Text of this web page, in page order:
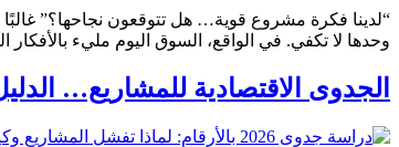
“لدينا فكرة مشروع قوية… هل تتوقعون نجاحها؟”
وحدها لا تكفي. في الواقع، السوق اليوم مليء
الجدوى الاقتصادية للمشاريع…